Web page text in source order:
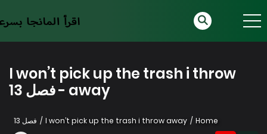
I won’t pick up the trash i throw
away - فصل 13
Home
I won’t pick up the trash i throw away فصل 13